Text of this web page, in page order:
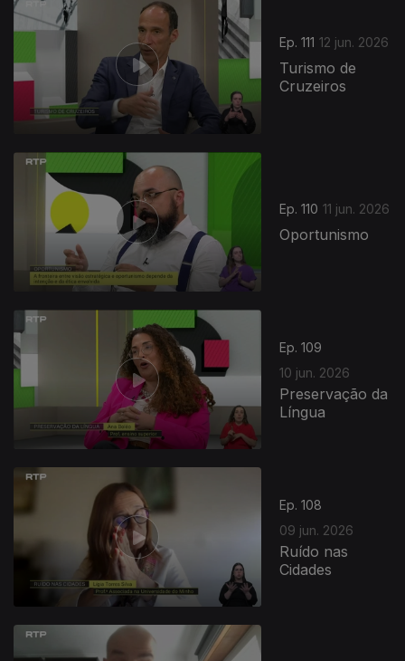
Ep. 111 12 jun. 2026
Turismo de
Cruzeiros
Ep. 110 11 jun. 2026
Oportunismo
935317
Ep. 109
10 jun. 2026
Preservação da
Língua
Ep. 108
09 jun. 2026
Ruído nas
Cidades